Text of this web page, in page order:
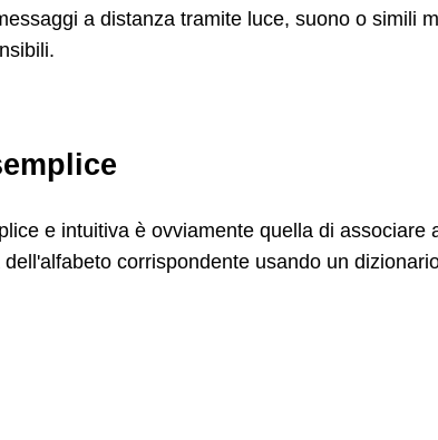
a distanza tramite luce, suono o simili
e intuitiva è ovviamente quella di associare
corrispondente usando un